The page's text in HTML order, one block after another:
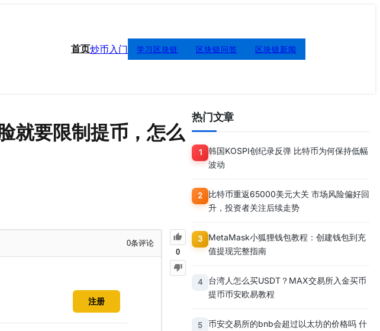
首页炒币入门 学习区块链 区块链问答 区块链新闻
就要限制提币，怎么
0
0条评论
注册
热门文章
1
韩国KOSPI创纪录反弹 比特币为何保持低幅
波动
2
比特币重返65000美元大关 市场风险偏好回
升，投资者关注后续走势
3
MetaMask小狐狸钱包教程：创建钱包到充
值提现完整指南
4
台湾人怎么买USDT？MAX交易所入金买币
提币币安欧易教程
5
币安交易所的bnb会超过以太坊的价格吗 什